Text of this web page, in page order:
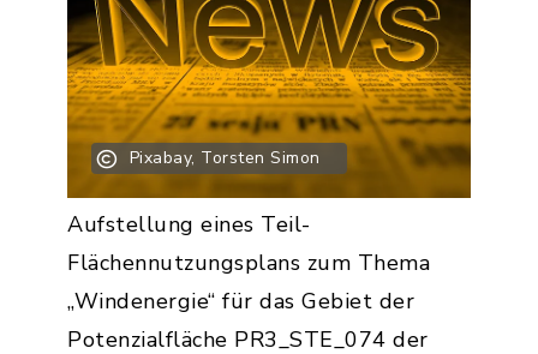
Pixabay, Torsten Simon
Aufstellung eines Teil-
Flächennutzungsplans zum Thema
„Windenergie“ für das Gebiet der
Potenzialfläche PR3_STE_074 der